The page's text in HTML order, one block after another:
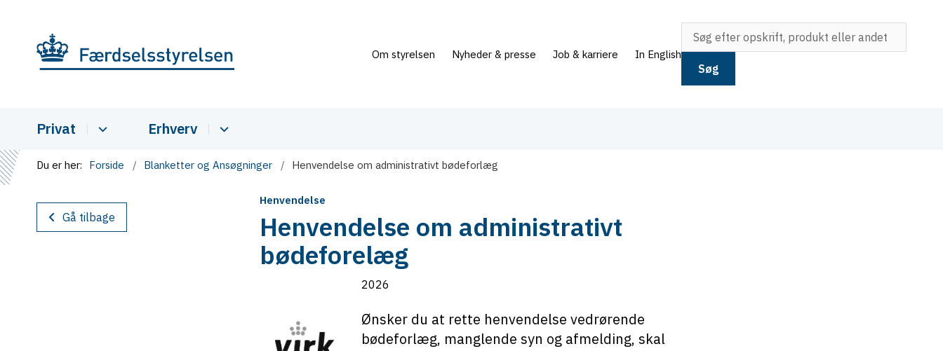
Om styrelsen Nyheder & presse Job & karriere In English
Søg
Privat Erhverv
Du er her: Forside Blanketter og Ansøgninger Henvendelse om administrativt bødeforlæg
Gå tilbage
Henvendelse
Henvendelse om administrativt
bødeforelæg
2026
Ønsker du at rette henvendelse vedrørende
bødeforlæg, manglende syn og afmelding, skal